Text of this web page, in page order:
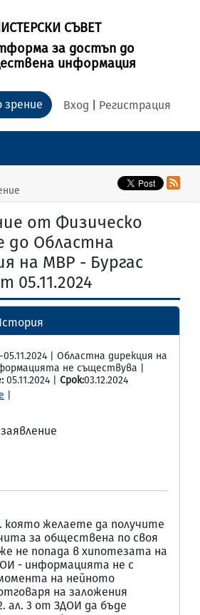
СЪВЕТ
за достъп до
информация
Вход Регистрация
зрение
от Физическо
до Областна
на МВР - Бургас
05.11.2024
05.11.2024 | Областна дирекция на
не съществува |
05.11.2024 | Срок:03.12.2024
желаете да получите
за обществена по своя
не попада в хипотезата на
- информацията не с
на нейното
на заложения
ал. 3 от ЗДОИ да бъде